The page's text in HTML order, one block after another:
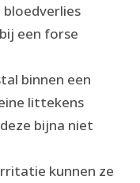
een forse
binnen een
littekens
bijna niet
kunnen ze